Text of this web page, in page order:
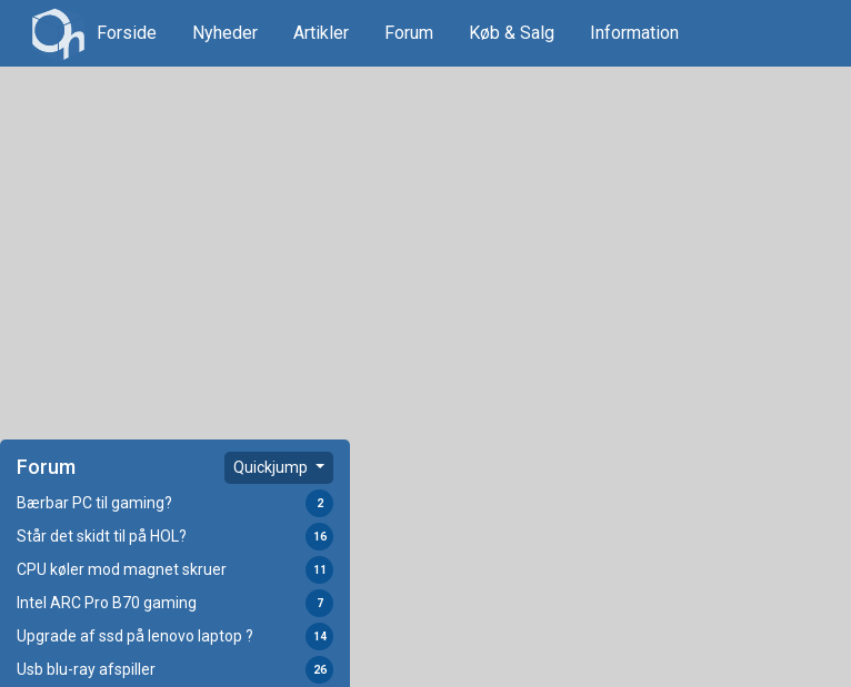
Forside Nyheder Artikler Forum Køb & Salg Information
Forum Quickjump
Bærbar PC til gaming? 2
Står det skidt til på HOL? 16
CPU køler mod magnet skruer 11
Intel ARC Pro B70 gaming 7
Upgrade af ssd på lenovo laptop ? 14
Usb blu-ray afspiller 26